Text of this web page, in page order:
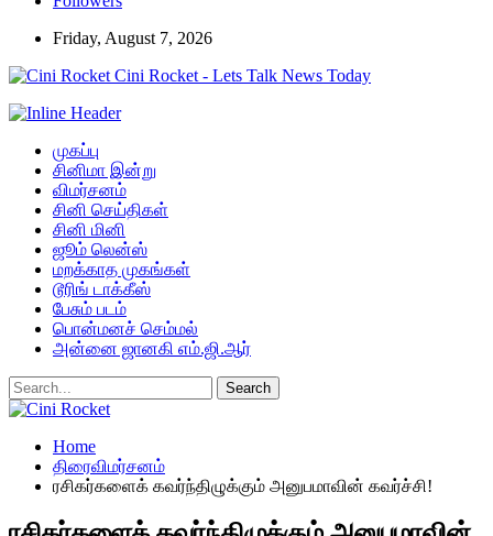
Friday, August 7, 2026
Cini Rocket - Lets Talk News Today
முகப்பு
சினிமா இன்று
விமர்சனம்
சினி செய்திகள்
சினி மினி
ஜூம் லென்ஸ்
மறக்காத முகங்கள்
டூரிங் டாக்கீஸ்
பேசும் படம்
பொன்மனச் செம்மல்
அன்னை ஜானகி எம்.ஜி.ஆர்
Home
திரைவிமர்சனம்
ரசிகர்களைக் கவர்ந்திழுக்கும் அனுபமாவின் கவர்ச்சி!